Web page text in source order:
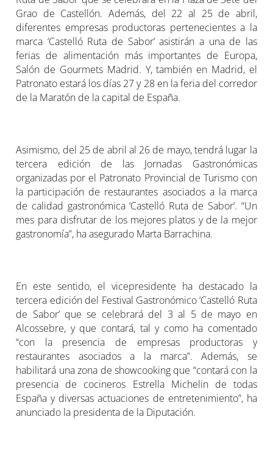
Grao de Castellón. Además, del 22 al 25 de abril,
diferentes empresas productoras pertenecientes a la
marca ‘Castelló Ruta de Sabor’ asistirán a una de las
ferias de alimentación más importantes de Europa,
Salón de Gourmets Madrid. Y, también en Madrid, el
Patronato estará los días 27 y 28 en la feria del corredor
de la Maratón de la capital de España.
Asimismo, del 25 de abril al 26 de mayo, tendrá lugar la
tercera edición de las Jornadas Gastronómicas
organizadas por el Patronato Provincial de Turismo con
la participación de restaurantes asociados a la marca
de calidad gastronómica ‘Castelló Ruta de Sabor’. “Un
mes para disfrutar de los mejores platos y de la mejor
gastronomía”, ha asegurado Marta Barrachina.
En este sentido, el vicepresidente ha destacado la
tercera edición del Festival Gastronómico ‘Castelló Ruta
de Sabor’ que se celebrará del 3 al 5 de mayo en
Alcossebre, y que contará, tal y como ha comentado
“con la presencia de empresas productoras y
restaurantes asociados a la marca”. Además, se
habilitará una zona de showcooking que “contará con la
presencia de cocineros Estrella Michelin de todas
España y diversas actuaciones de entretenimiento”, ha
anunciado la presidenta de la Diputación.